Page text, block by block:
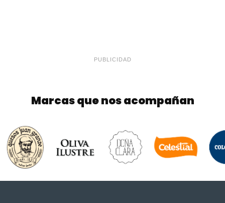
PUBLICIDAD
Marcas que nos acompañan